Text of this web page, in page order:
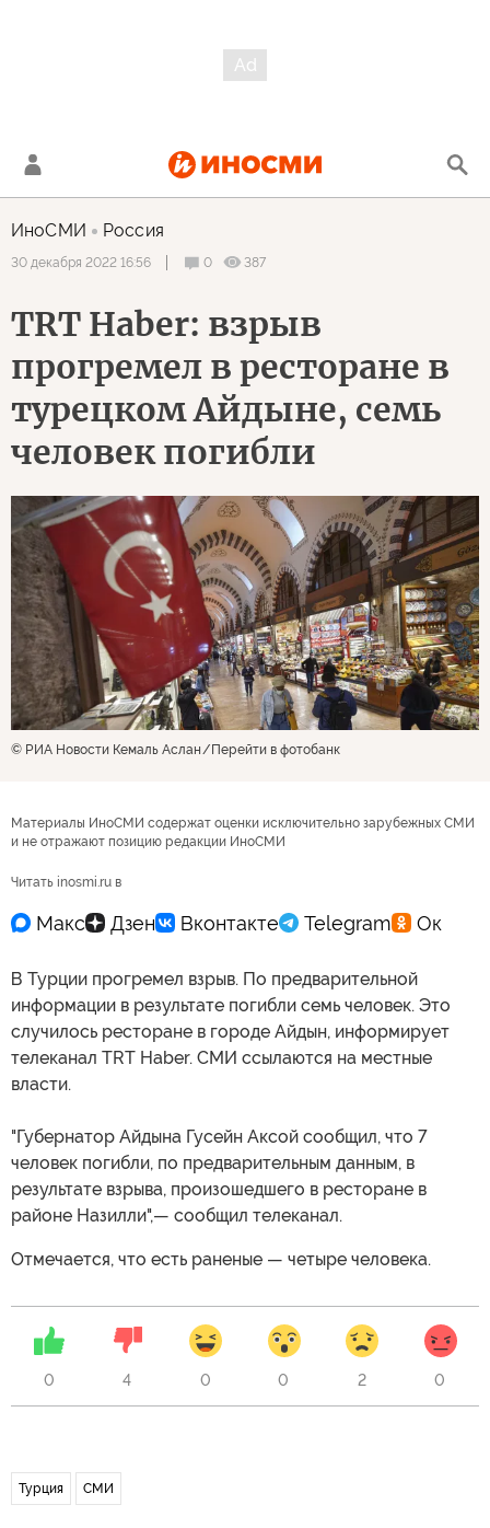
ИноСМИ Россия
30 декабря 2022 16:56 0 387
TRT Haber: взрыв
прогремел в ресторане в
турецком Айдыне, семь
человек погибли
© РИА Новости Кемаль Аслан Перейти в фотобанк
Материалы ИноСМИ содержат оценки исключительно зарубежных СМИ
и не отражают позицию редакции ИноСМИ
Читать inosmi.ru в
В Турции прогремел взрыв. По предварительной
информации в результате погибли семь человек. Это
случилось ресторане в городе Айдын, информирует
телеканал TRT Haber. СМИ ссылаются на местные
власти.
"Губернатор Айдына Гусейн Аксой сообщил, что 7
человек погибли, по предварительным данным, в
результате взрыва, произошедшего в ресторане в
районе Назилли",— сообщил телеканал.
Отмечается, что есть раненые — четыре человека.
0 4 0 0 2 0
Турция СМИ